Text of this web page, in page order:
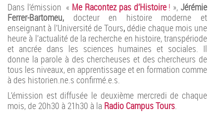
Dans l’émission « Me Racontez pas d’Histoire ! », Jérémie
Ferrer-Bartomeu, docteur en histoire moderne et
enseignant à l’Université de Tours, dédie chaque mois une
heure à l’actualité de la recherche en histoire, transpériode
et ancrée dans les sciences humaines et sociales. Il
donne la parole à des chercheuses et des chercheurs de
tous les niveaux, en apprentissage et en formation comme
à des historien.ne.s confirmé.e.s.
L’émission est diffusée le deuxième mercredi de chaque
mois, de 20h30 à 21h30 à la Radio Campus Tours